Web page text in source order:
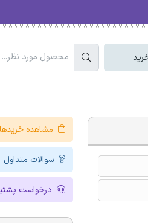
مشاهده
سوالات متداول
درخواست